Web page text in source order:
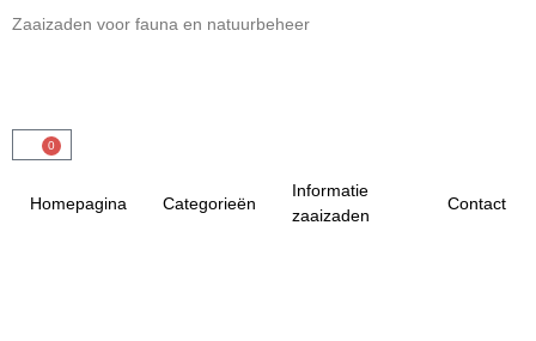
Zaaizaden voor fauna en natuurbeheer
0
Homepagina Categorieën
Informatie
zaaizaden
Contact